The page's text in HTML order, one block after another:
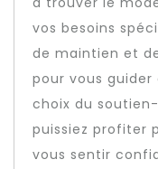
vos besoins
de maintien et
pour vous
choix du
puissiez profiter
vous sentir